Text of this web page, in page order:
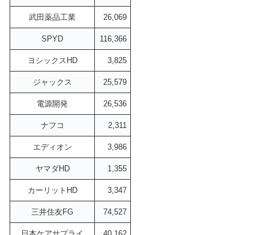
武田薬品工業 26,069
SPYD 116,366
ヨシックスHD 3,825
ジャックス 25,579
電源開発 26,536
ナフコ 2,311
エディオン 3,986
ヤマダHD 1,355
カーリットHD 3,347
三井住友FG 74,527